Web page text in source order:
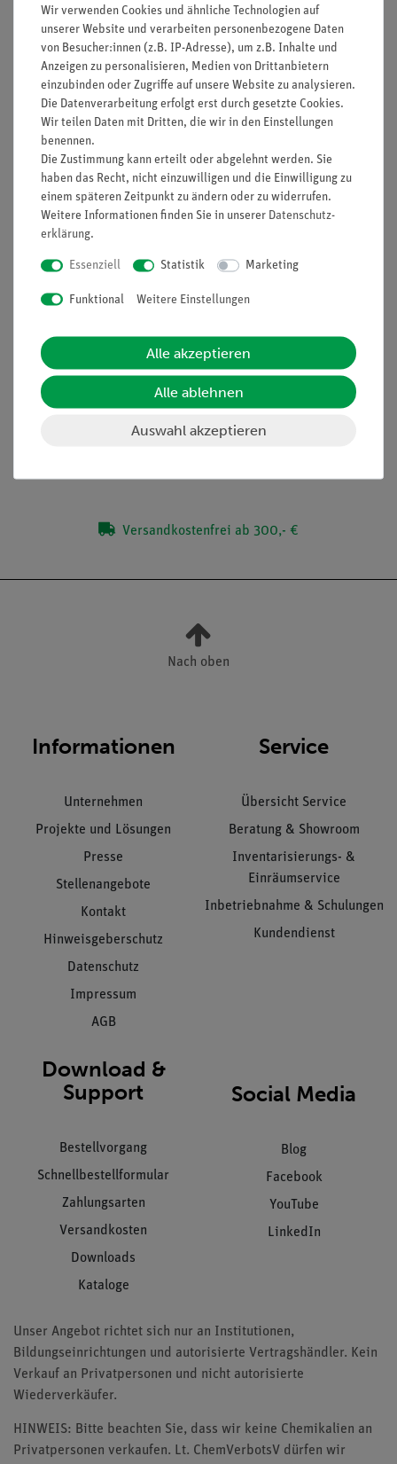
parallel zu den Feldspulen geschaltet, dann handelt es sich um
einen Nebenschlussmotor. Die Eigenschaften dieses Motors
werden untersucht, indem der Drehsinn beobachtet und die
Stromstärke gemessen wird.
Vorteile
Besonders verständliche und didaktisch aufbereitete
Versuchsbeschreibung (Alltagsbezug etc.) inkl.
Protokollfragen
Zukunftsorientiert unterrichten: Einbindung in den
digitalen naturwissenschaftlichen Unterricht
intuitiven measureAPP
Steigerung der Medienkompetenz
Einfacher und stabiler Aufbau
Lieferumfang
Versandkostenfrei ab 300,- €
Nach oben
Informationen
Unternehmen
Projekte und Lösungen
Presse
Stellenangebote
Kontakt
Hinweisgeberschutz
Datenschutz
Impressum
AGB
Service
Übersicht Service
Beratung & Showroom
Inventarisierungs- &
Einräumservice
Inbetriebnahme & Schulungen
Kundendienst
Download &
Support
Bestellvorgang
Schnellbestellformular
Zahlungsarten
Versandkosten
Downloads
Kataloge
Social Media
Blog
Facebook
YouTube
LinkedIn
Unser Angebot richtet sich nur an Institutionen,
Bildungseinrichtungen und autorisierte Vertragshändler. Kein
Verkauf an Privatpersonen und nicht autorisierte
Wiederverkäufer.
HINWEIS: Bitte beachten Sie, dass wir keine Chemikalien an
Privatpersonen verkaufen. Lt. ChemVerbotsV dürfen wir
Wir verwenden Cookies und ähnliche Technologien auf
unserer Website und verarbeiten personenbezogene Daten
von Besucher:innen (z.B. IP-Adresse), um z.B. Inhalte und
Anzeigen zu personalisieren, Medien von Drittanbietern
einzubinden oder Zugriffe auf unsere Website zu analysieren.
Die Datenverarbeitung erfolgt erst durch gesetzte Cookies.
Wir teilen Daten mit Dritten, die wir in den Einstellungen
benennen.
Die Zustimmung kann erteilt oder abgelehnt werden. Sie
haben das Recht, nicht einzuwilligen und die Einwilligung zu
einem späteren Zeitpunkt zu ändern oder zu widerrufen.
Weitere Informationen finden Sie in unserer Daten­schutz­
erklärung.
Essenziell Statistik Marketing
Funktional Weitere Einstellungen
Alle akzeptieren
Alle ablehnen
Auswahl akzeptieren